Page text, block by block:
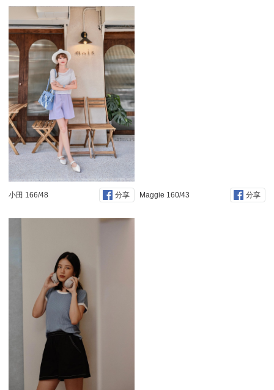
小田 166/48 分享 Maggie 160/43 分享